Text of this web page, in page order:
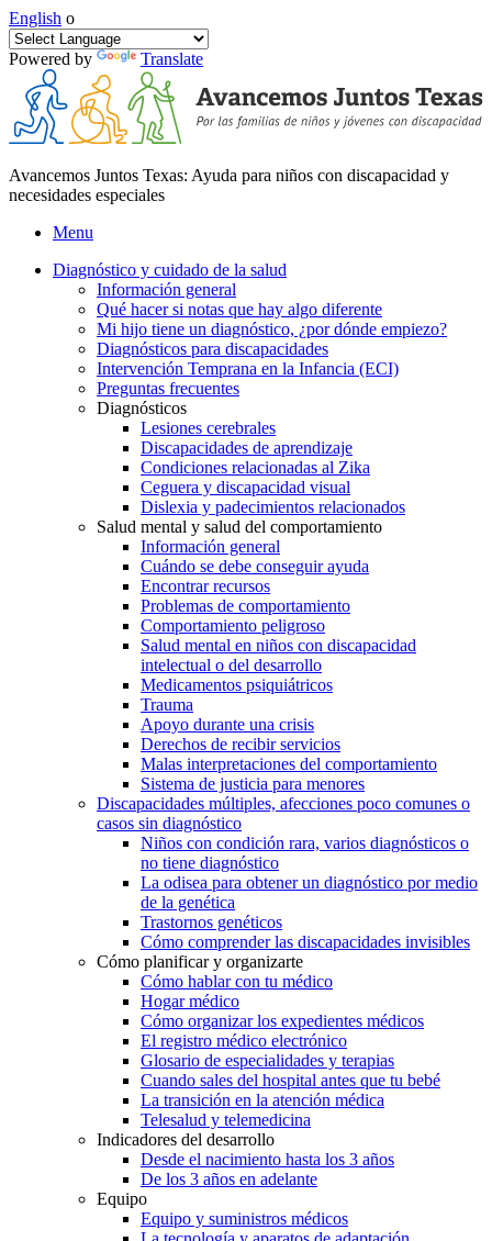
English o
Powered by Translate
Avancemos Juntos Texas: Ayuda para niños con discapacidad y
necesidades especiales
Menu
Diagnóstico y cuidado de la salud
Información general
Qué hacer si notas que hay algo diferente
Mi hijo tiene un diagnóstico, ¿por dónde empiezo?
Diagnósticos para discapacidades
Intervención Temprana en la Infancia (ECI)
Preguntas frecuentes
Diagnósticos
Lesiones cerebrales
Discapacidades de aprendizaje
Condiciones relacionadas al Zika
Ceguera y discapacidad visual
Dislexia y padecimientos relacionados
Salud mental y salud del comportamiento
Información general
Cuándo se debe conseguir ayuda
Encontrar recursos
Problemas de comportamiento
Comportamiento peligroso
Salud mental en niños con discapacidad
intelectual o del desarrollo
Medicamentos psiquiátricos
Trauma
Apoyo durante una crisis
Derechos de recibir servicios
Malas interpretaciones del comportamiento
Sistema de justicia para menores
Discapacidades múltiples, afecciones poco comunes o
casos sin diagnóstico
Niños con condición rara, varios diagnósticos o
no tiene diagnóstico
La odisea para obtener un diagnóstico por medio
de la genética
Trastornos genéticos
Cómo comprender las discapacidades invisibles
Cómo planificar y organizarte
Cómo hablar con tu médico
Hogar médico
Cómo organizar los expedientes médicos
El registro médico electrónico
Glosario de especialidades y terapias
Cuando sales del hospital antes que tu bebé
La transición en la atención médica
Telesalud y telemedicina
Indicadores del desarrollo
Desde el nacimiento hasta los 3 años
De los 3 años en adelante
Equipo
Equipo y suministros médicos